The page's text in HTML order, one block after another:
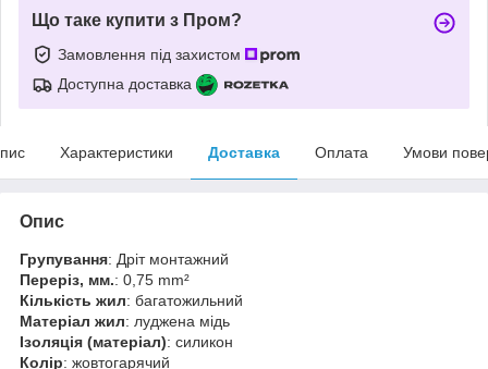
Що таке купити з Пром?
Замовлення під захистом
Доступна доставка
Характеристики Доставка Оплата Умови
Опис
Групування: Дріт монтажний
Переріз, мм.: 0,75 mm²
Кількість жил: багатожильний
Матеріал жил: луджена мідь
Ізоляція (матеріал): силикон
Колір: жовтогарячий